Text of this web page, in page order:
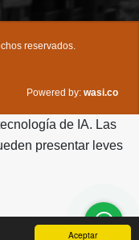
Aceptar
reservados.
Powered by: wasi.co
de IA. Las
presentar leves